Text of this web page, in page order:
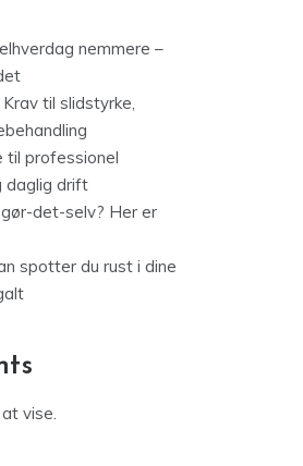
nemmere –
til slidstyrke,
til professionel
daglig drift
det-selv? Her er
spotter du rust i dine
vise.